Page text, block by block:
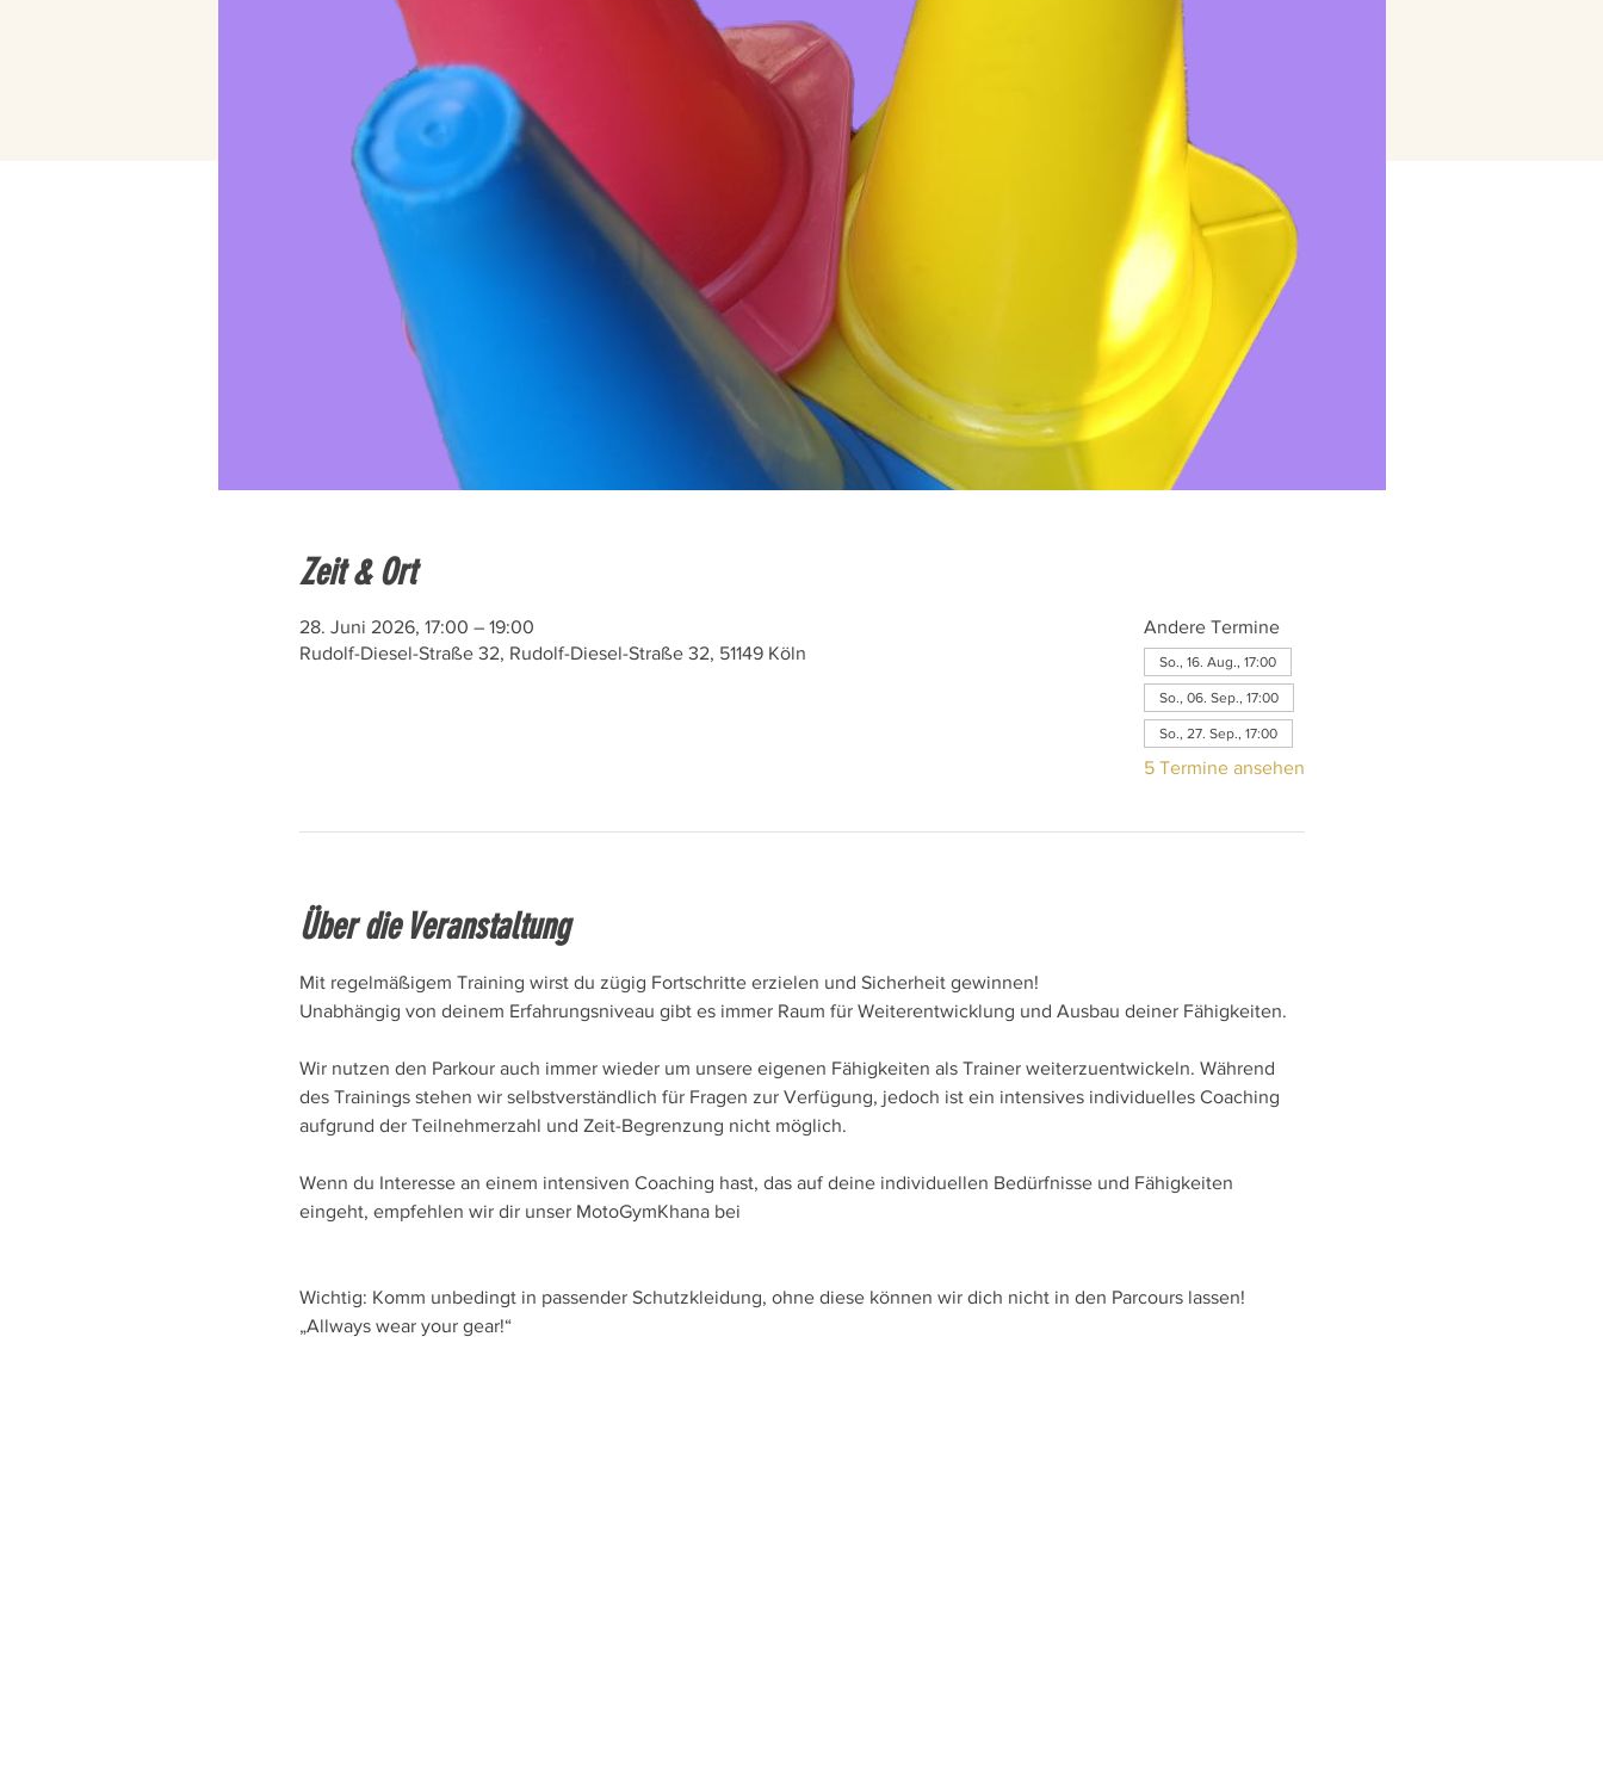
Zeit & Ort
28. Juni 2026, 17:00 – 19:00
Rudolf-Diesel-Straße 32, Rudolf-Diesel-Straße 32, 51149 Köln
Andere Termine
So., 16. Aug., 17:00
So., 06. Sep., 17:00
So., 27. Sep., 17:00
5 Termine ansehen
Über die Veranstaltung
Mit regelmäßigem Training wirst du zügig Fortschritte erzielen und Sicherheit gewinnen!
Unabhängig von deinem Erfahrungsniveau gibt es immer Raum für Weiterentwicklung und Ausbau deiner Fähigkeiten.
Wir nutzen den Parkour auch immer wieder um unsere eigenen Fähigkeiten als Trainer weiterzuentwickeln. Während
des Trainings stehen wir selbstverständlich für Fragen zur Verfügung, jedoch ist ein intensives individuelles Coaching
aufgrund der Teilnehmerzahl und Zeit-Begrenzung nicht möglich.
Wenn du Interesse an einem intensiven Coaching hast, das auf deine individuellen Bedürfnisse und Fähigkeiten
eingeht, empfehlen wir dir unser MotoGymKhana bei
Wichtig: Komm unbedingt in passender Schutzkleidung, ohne diese können wir dich nicht in den Parcours lassen!
„Allways wear your gear!“